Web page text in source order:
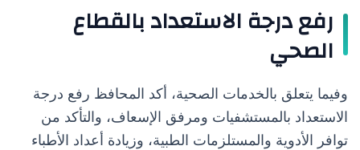
رفع درجة الاستعداد بالقطاع
الصحي
وفيما يتعلق بالخدمات الصحية، أكد المحافظ رفع درجة
الاستعداد بالمستشفيات ومرفق الإسعاف، والتأكد من
توافر الأدوية والمستلزمات الطبية، وزيادة أعداد الأطباء